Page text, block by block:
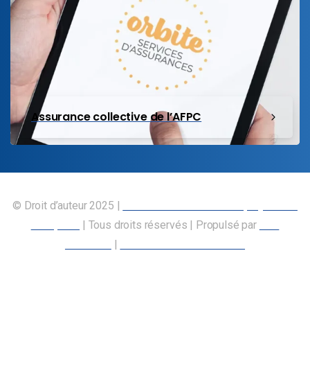
Assurance collective de l’AFPC
© Droit d’auteur 2025 |
| Tous droits réservés | Propulsé par